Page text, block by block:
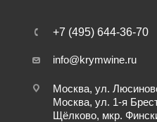
+7 (495) 644-36-70
info@krymwine.ru
Москва, ул.
Москва, ул. 1-я
Щёлково, мкр.